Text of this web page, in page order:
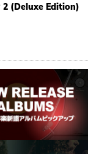
2 (Deluxe Edition)